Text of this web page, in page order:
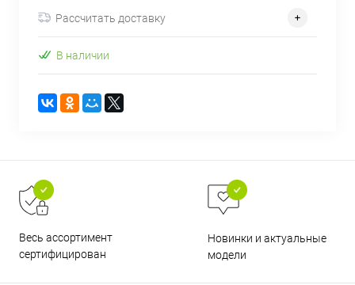
Рассчитать доставку
В наличии
Весь ассортимент
сертифицирован
Новинки и актуальные
модели
8 800 302-02-51